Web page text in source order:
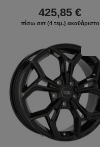
425,85 €
πίσω σετ (4 τεμ.) ακαθάριστο